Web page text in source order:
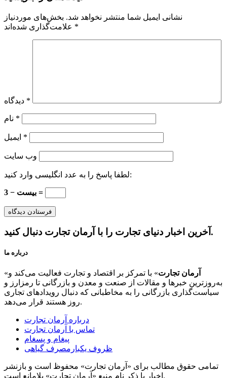
نشانی ایمیل شما منتشر نخواهد شد. بخش‌های موردنیاز
*
*
*
*
وب‌ سایت
لطفا پاسخ را به عدد انگلیسی وارد کنید:
بیست − 3 =
آخرین اخبار دنیای تجارت را با آرمان تجارت دنبال کنید.
درباره ما
« آرمان تجارت» با تمرکز بر اقتصاد و تجارت فعالیت می‌کند و
به‌روزترین خبرها و مقالات از صنعت و معدن و بازرگانی تا رمزارز و
سیاست‌گذاری بازرگانی را به مخاطبانی که دنبال رویدادهای تجاری
روز هستند قرار می‌دهد.
درباره آرمان تجارت
تماس با آرمان تجارت
پیغام و پسغام
ظروف یکبارمصرف گیاهی
تمامی حقوق مطالب برای «آرمان تجارت» محفوظ است و بازنشر
اخبار با ذکر نام منبع «آرمان تجارت» بلامانع است.